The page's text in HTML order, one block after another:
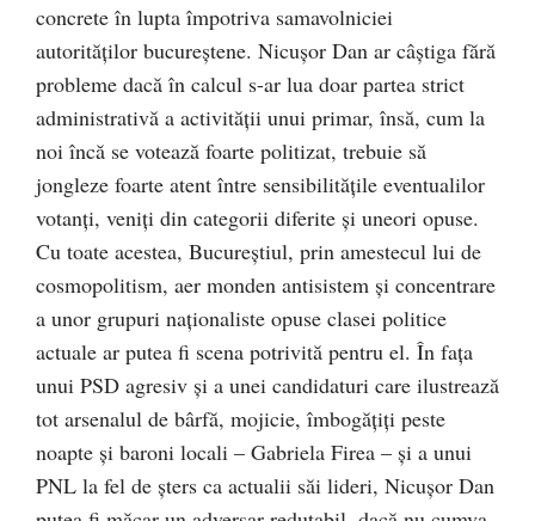
concrete în lupta împotriva samavolniciei
autorităţilor bucureştene. Nicuşor Dan ar câştiga fără
probleme dacă în calcul s-ar lua doar partea strict
administrativă a activităţii unui primar, însă, cum la
noi încă se votează foarte politizat, trebuie să
jongleze foarte atent între sensibilităţile eventualilor
votanţi, veniţi din categorii diferite şi uneori opuse.
Cu toate acestea, Bucureştiul, prin amestecul lui de
cosmopolitism, aer monden antisistem şi concentrare
a unor grupuri naţionaliste opuse clasei politice
actuale ar putea fi scena potrivită pentru el. În faţa
unui PSD agresiv şi a unei candidaturi care ilustrează
tot arsenalul de bârfă, mojicie, îmbogăţiţi peste
noapte şi baroni locali – Gabriela Firea – şi a unui
PNL la fel de şters ca actualii săi lideri, Nicuşor Dan